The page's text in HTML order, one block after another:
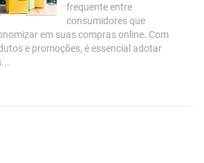
frequente entre
consumidores que
em suas compras online. Com
e promoções, é essencial adotar